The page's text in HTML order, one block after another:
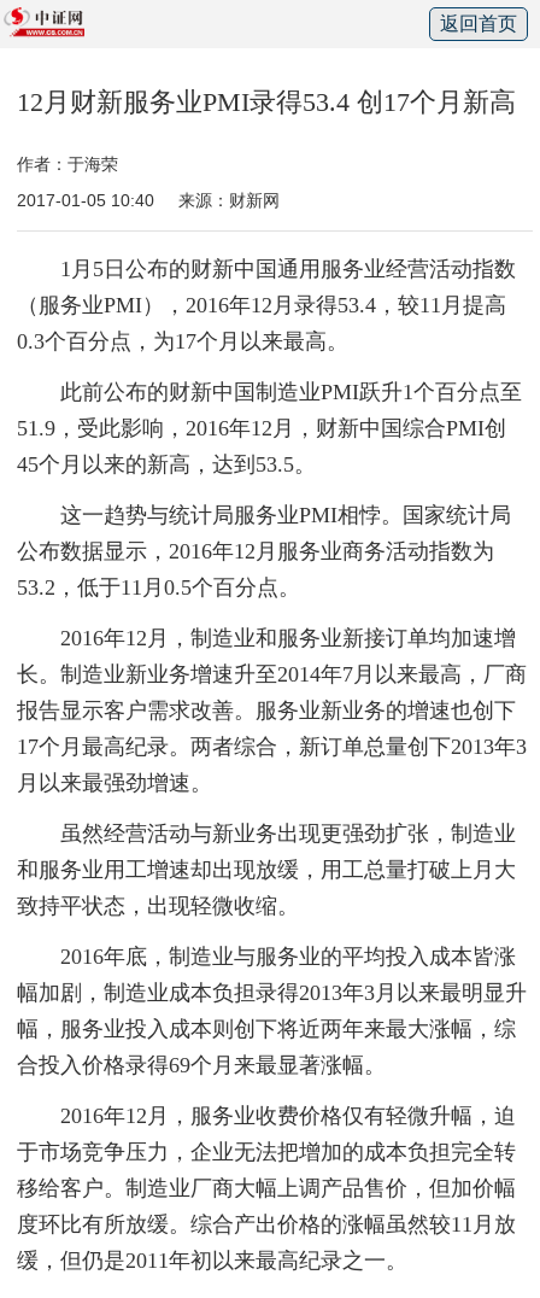
返回首页
12月财新服务业PMI录得53.4 创17个月新高
作者：于海荣
2017-01-05 10:40
来源：财新网
1月5日公布的财新中国通用服务业经营活动指数
（服务业PMI），2016年12月录得53.4，较11月提高
0.3个百分点，为17个月以来最高。
此前公布的财新中国制造业PMI跃升1个百分点至
51.9，受此影响，2016年12月，财新中国综合PMI创
45个月以来的新高，达到53.5。
这一趋势与统计局服务业PMI相悖。国家统计局
公布数据显示，2016年12月服务业商务活动指数为
53.2，低于11月0.5个百分点。
2016年12月，制造业和服务业新接订单均加速增
长。制造业新业务增速升至2014年7月以来最高，厂商
报告显示客户需求改善。服务业新业务的增速也创下
17个月最高纪录。两者综合，新订单总量创下2013年3
月以来最强劲增速。
虽然经营活动与新业务出现更强劲扩张，制造业
和服务业用工增速却出现放缓，用工总量打破上月大
致持平状态，出现轻微收缩。
2016年底，制造业与服务业的平均投入成本皆涨
幅加剧，制造业成本负担录得2013年3月以来最明显升
幅，服务业投入成本则创下将近两年来最大涨幅，综
合投入价格录得69个月来最显著涨幅。
2016年12月，服务业收费价格仅有轻微升幅，迫
于市场竞争压力，企业无法把增加的成本负担完全转
移给客户。制造业厂商大幅上调产品售价，但加价幅
度环比有所放缓。综合产出价格的涨幅虽然较11月放
缓，但仍是2011年初以来最高纪录之一。